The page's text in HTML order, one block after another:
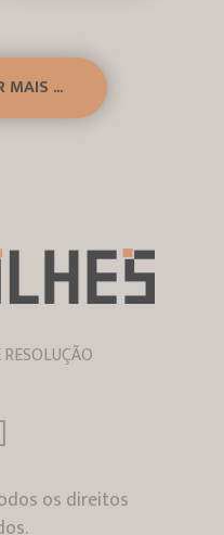
MAIS ...
os direitos